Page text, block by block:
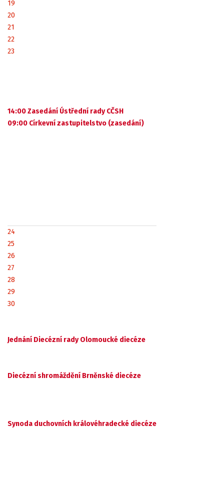
19
20
21
22
23
14:00 Zasedání Ústřední rady CČSH
09:00 Církevní zastupitelstvo (zasedání)
24
25
26
27
28
29
30
Jednání Diecézní rady Olomoucké diecéze
Diecézní shromáždění Brněnské diecéze
Synoda duchovních královéhradecké diecéze